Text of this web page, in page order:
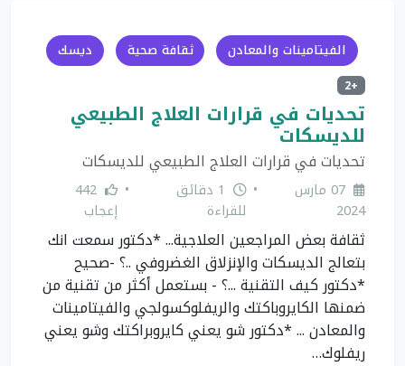
الفيتامينات والمعادن ثقافة صحية ديسك
+2
تحديات في قرارات العلاج الطبيعي
للديسكات
تحديات في قرارات العلاج الطبيعي للديسكات
07 مارس
2024
•
1 دقائق
للقراءة
•
442
إعجاب
ثقافة بعض المراجعين العلاجية... *دكتور سمعت انك
بتعالج الديسكات والإنزلاق الغضروفي ..؟ -صحيح
*دكتور كيف التقنية ...؟ - بستعمل أكثر من تقنية من
ضمنها الكايروباكتك والريفلوكسولجي والفيتامينات
والمعادن ... *دكتور شو يعني كايروبراكتك وشو يعني
ريفلوك…